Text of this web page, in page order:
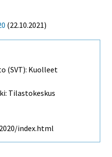
(22.10.2021)
(SVT): Kuolleet
Tilastokeskus
index.html